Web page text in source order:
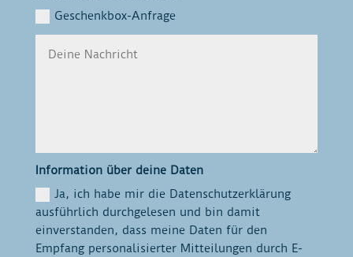
Geschenkbox-Anfrage
Information über deine Daten
Ja, ich habe mir die Datenschutzerklärung
ausführlich durchgelesen und bin damit
einverstanden, dass meine Daten für den
Empfang personalisierter Mitteilungen durch E-